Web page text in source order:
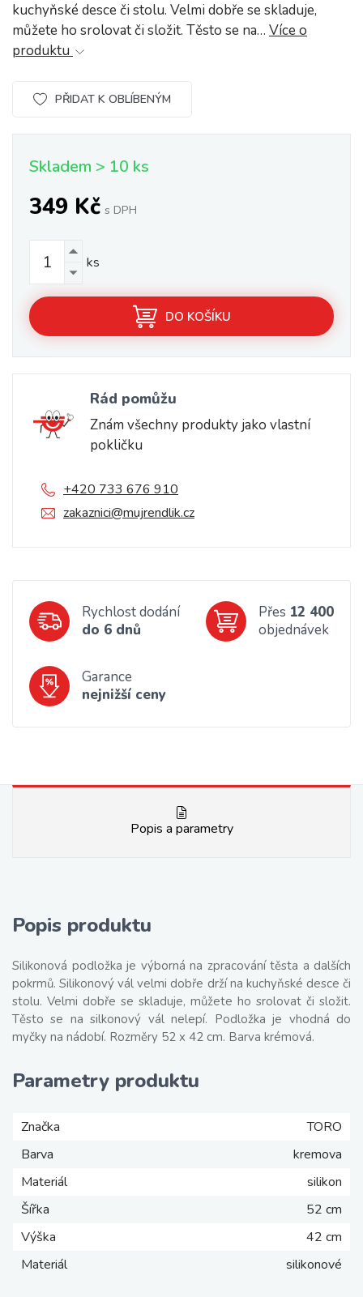
kuchyňské desce či stolu. Velmi dobře se skladuje,
můžete ho srolovat či složit. Těsto se na… Více o
produktu
PŘIDAT K OBLÍBENÝM
Skladem > 10 ks
349 Kč s DPH
ks
DO KOŠÍKU
Rád pomůžu
Znám všechny produkty jako vlastní
pokličku
+420 733 676 910
zakaznici@mujrendlik.cz
Rychlost dodání
do 6 dnů
Přes 12 400
objednávek
Garance
nejnižší ceny
Popis a parametry
Popis produktu
Silikonová podložka je výborná na zpracování těsta a dalších
pokrmů. Silikonový vál velmi dobře drží na kuchyňské desce či
stolu. Velmi dobře se skladuje, můžete ho srolovat či složit.
Těsto se na silkonový vál nelepí. Podložka je vhodná do
myčky na nádobí. Rozměry 52 x 42 cm. Barva krémová.
Parametry produktu
Značka
TORO
Barva
kremova
Materiál
silikon
Šířka
52 cm
Výška
42 cm
Materiál
silikonové